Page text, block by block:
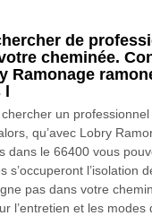
de
cheminée.
Ramonage
l
un
qu’avec Lobry
dans le 66400 vous
s’occuperont l’isolation
pas dans votre
l’entretien et les modes